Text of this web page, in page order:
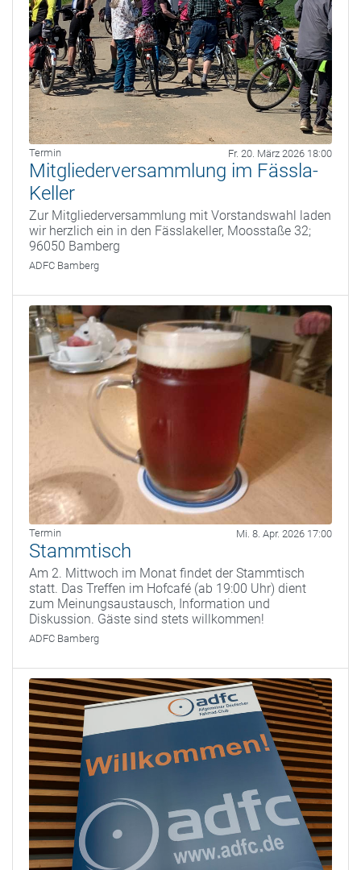
Termin Fr. 20. März 2026 18:00
Mitgliederversammlung im Fässla-
Keller
Zur Mitgliederversammlung mit Vorstandswahl laden
wir herzlich ein in den Fässlakeller, Moosstaße 32;
96050 Bamberg
ADFC Bamberg
Termin Mi. 8. Apr. 2026 17:00
Stammtisch
Am 2. Mittwoch im Monat findet der Stammtisch
statt. Das Treffen im Hofcafé (ab 19:00 Uhr) dient
zum Meinungsaustausch, Information und
Diskussion. Gäste sind stets willkommen!
ADFC Bamberg